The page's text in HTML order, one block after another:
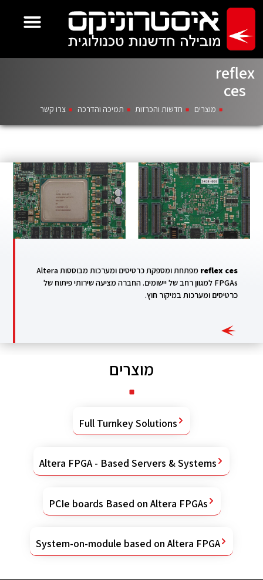
reflex
ces
מוצרים חדשות והכרזות תמיכה והדרכה צרו קשר
reflex ces
מפתחת ומספקת כרטיסים ומערכות מבוססות Altera
FPGAs למגוון רחב של יישומים. החברה מציעה שירותי פיתוח של
כרטיסים ומערכות במיקור חוץ.
מוצרים
Full Turnkey Solutions
Altera FPGA - Based Servers & Systems
PCIe boards Based on Altera FPGAs
System-on-module based on Altera FPGA